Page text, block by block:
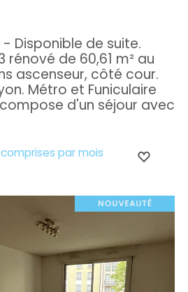
par mois
Disponible de suite.
de 60,61 m² au
ascenseur, côté cour.
Métro et Funiculaire
d'un séjour avec